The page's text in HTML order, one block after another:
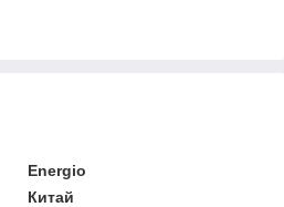
Energio
Китай